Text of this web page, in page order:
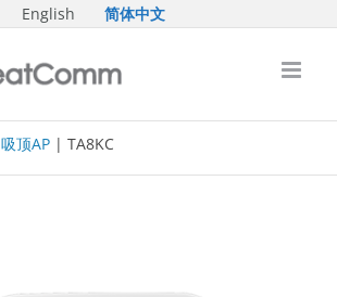
English 简体中文
吸顶AP| TA8KC